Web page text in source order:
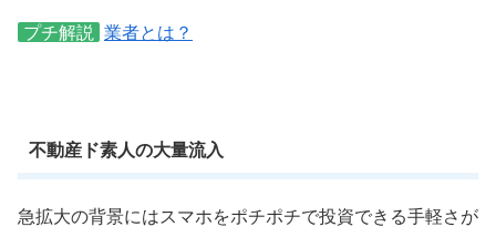
プチ解説 業者とは？
不動産ド素人の大量流入
急拡大の背景にはスマホをポチポチで投資できる手軽さが